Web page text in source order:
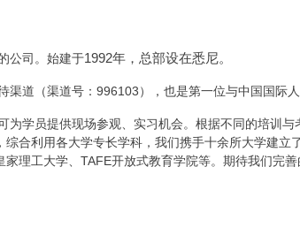
公司。始建于1992年，总部设在悉尼。
道（渠道号：996103），也是第一位与中国国际
学员提供现场参观、实习机会。根据不同的培训
合利用各大学专长学科，我们携手十余所大学建
理工大学、TAFE开放式教育学院等。期待我们完